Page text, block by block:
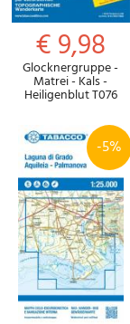
€ 9,98
Glocknergruppe -
Matrei - Kals -
Heiligenblut T076
-5%